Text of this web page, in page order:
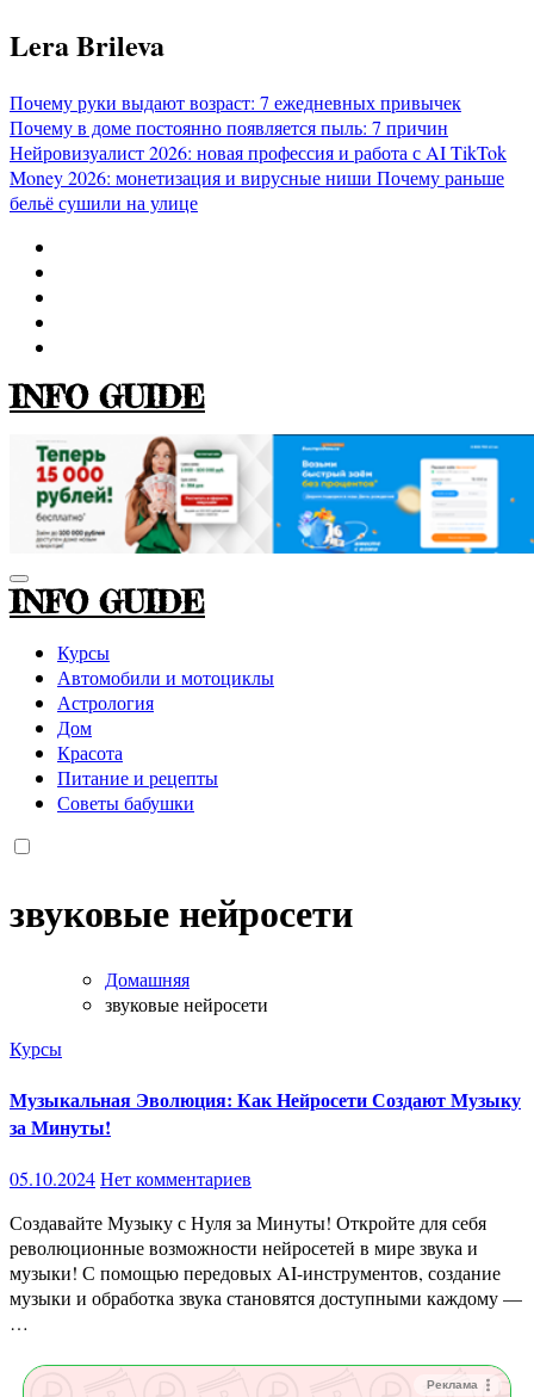
Перейти
к
Lera Brileva
Почему руки выдают возраст: 7 ежедневных привычек
Почему в доме постоянно появляется пыль: 7 причин
Нейровизуалист 2026: новая профессия и работа с AITikTok
Money 2026: монетизация и вирусные ниши Почему раньше
бельё сушили на улице
INFO GUIDE
INFO GUIDE
Курсы
Автомобили и мотоциклы
Астрология
Дом
Красота
Питание и рецепты
Советы бабушки
звуковые нейросети
Домашняя
звуковые нейросети
Курсы
Музыкальная Эволюция: Как Нейросети Создают Музыку
за Минуты!
05.10.2024Нет комментариев
Создавайте Музыку с Нуля за Минуты! Откройте для себя
революционные возможности нейросетей в мире звука и
музыки! С помощью передовых AI-инструментов, создание
музыки и обработка звука становятся доступными каждому —
…
Реклама